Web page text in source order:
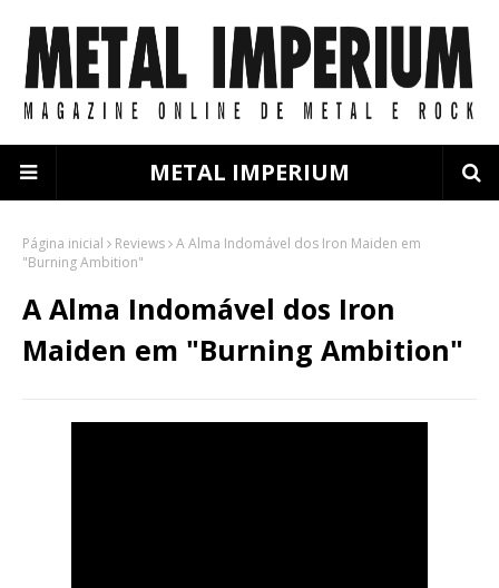
METAL IMPERIUM
Página inicial Reviews A Alma Indomável dos Iron Maiden em
"Burning Ambition"
A Alma Indomável dos Iron
Maiden em "Burning Ambition"